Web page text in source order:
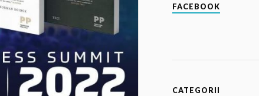
FACEBOOK
CATEGORII